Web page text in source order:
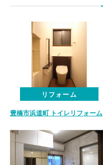
リフォーム
豊橋市浜道町 トイレリフォーム